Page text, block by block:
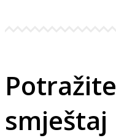
smještaj